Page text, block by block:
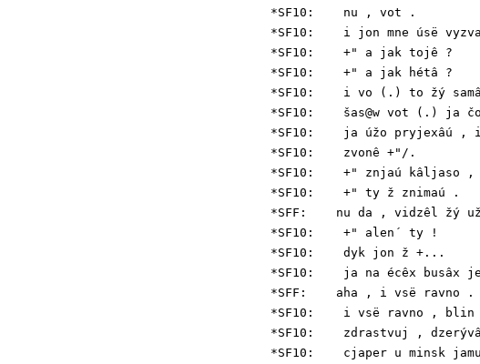
*SF10:    nu , vot .
*SF10:    i jon mne úsë
*SF10:    +" a jak tojê ?
*SF10:    +" a jak hétâ ?
*SF10:    i vo (.) to žý
*SF10:    šas@w vot (.) ja
*SF10:    ja úžo pryjexâú ,
*SF10:    zvonê +"/.
*SF10:    +" znjaú kâljaso
*SF10:    +" ty ž znimaú .
*SFF:    nu da , vidzêl žý
*SF10:    +" alen´ ty !
*SF10:    dyk jon ž +...
*SF10:    ja na écêx busâx
*SFF:    aha , i vsë ravno .
*SF10:    i vsë ravno , blin
*SF10:    zdrastvuj ,
*SF10:    cjaper u minsk